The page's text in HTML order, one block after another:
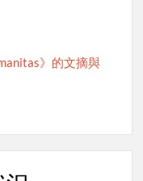
》的文摘與